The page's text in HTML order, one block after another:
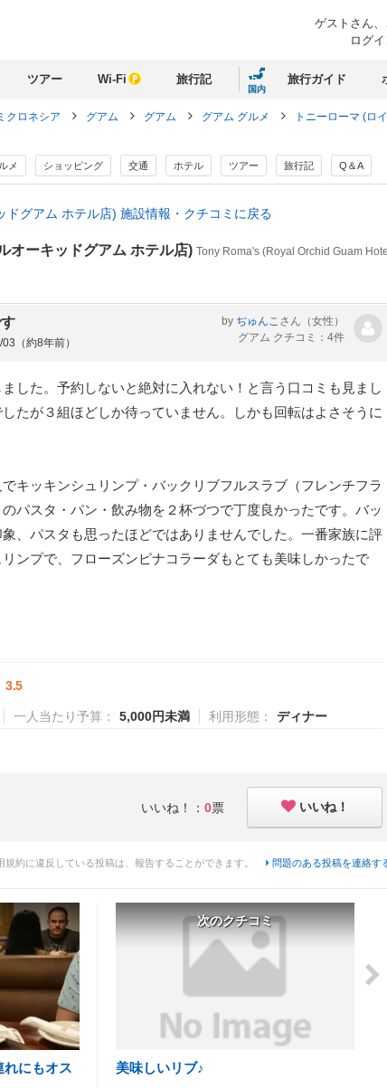
ゲストさん、
ログ
ツアー Wi-Fi 旅行記
国内
旅行ガイド
クロネシア グアム グアム グアム グルメ
トニーローマ (ロ
メ ショッピング 交通 ホテル ツアー 旅行記 Q＆A
ドグアム ホテル店) 施設情報・クチコミに戻る
オーキッドグアム ホテル店) Tony Roma's (Royal Orchid Guam Hote
（約8年前）
by ぢゅんこ さん （女性）
グアム クチコミ：4件
した。予約しないと絶対に入れない！と言う口コミも見まし
たが３組ほどしか待っていません。しかも回転はよさそうに
キッキンシュリンプ・バックリブフルスラブ（フレンチフラ
パスタ・パン・飲み物を２杯づつで丁度良かったです。バッ
、パスタも思ったほどではありませんでした。一番家族に評
ンプで、フローズンピナコラーダもとても美味しかったで
3.5
一人当たり予算： 5,000円未満 利用形態： ディナー
いいね！： 0票 いいね！
規約に違反している投稿は、報告することができます。 問題のある投稿を連絡す
れにもオス
次のクチコミ
美味しいリブ♪